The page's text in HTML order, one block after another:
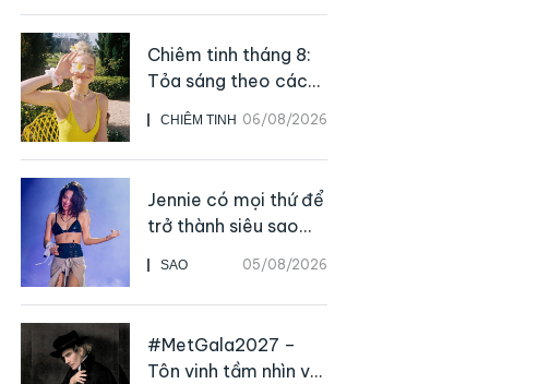
CHIÊM TINH 06/08/2026
Chiêm tinh tháng 8:
Tỏa sáng theo cách
của chính mình
SAO 05/08/2026
Jennie có mọi thứ để
trở thành siêu sao
live
#MetGala2027 –
Tôn vinh tầm nhìn và